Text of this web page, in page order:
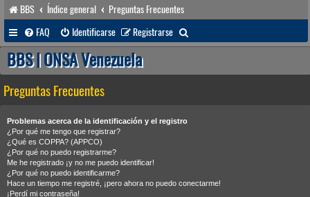
BBS Índice general
Preguntas Frecuentes
FAQ
Identificarse Registrarse
u
BBS | ONSA Venezuela
Preguntas Frecuentes
Problemas acerca de la identificación y el registro
¿Por qué me tengo que registrar?
¿Qué es COPPA? (APPCO)
¿Por qué no puedo registrarme?
Me he registrado ¡y no me puedo identificar!
¿Por qué no puedo identificarme?
Hace un tiempo me registré, ¡pero ahora no puedo conectarme!
¡Perdí mi contraseña!